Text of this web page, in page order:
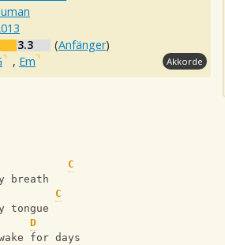
3.3 (Anfänger)
, Em Akkorde
C
breath
C
tongue
D
for days